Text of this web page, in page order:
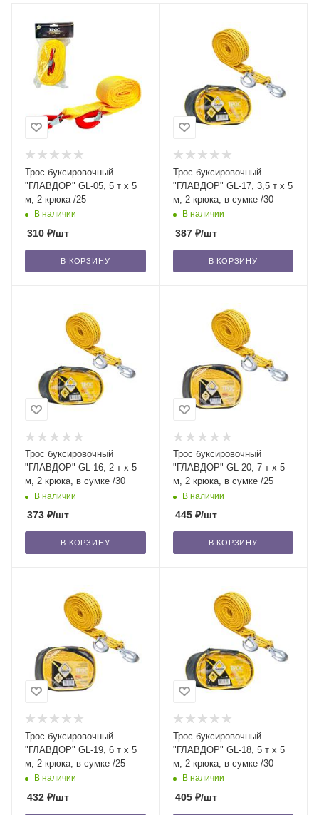
Трос буксировочный
"ГЛАВДОР" GL-05, 5 т х 5
м, 2 крюка /25
В наличии
310 ₽/шт
В КОРЗИНУ
Трос буксировочный
"ГЛАВДОР" GL-17, 3,5 т х 5
м, 2 крюка, в сумке /30
В наличии
387₽/шт
В КОРЗИНУ
Трос буксировочный
"ГЛАВДОР" GL-16, 2 т х 5
м, 2 крюка, в сумке /30
В наличии
373 ₽/шт
В КОРЗИНУ
Трос буксировочный
"ГЛАВДОР" GL-20, 7 т х 5
м, 2 крюка, в сумке /25
В наличии
445₽/шт
В КОРЗИНУ
Трос буксировочный
"ГЛАВДОР" GL-19, 6 т х 5
м, 2 крюка, в сумке /25
В наличии
432 ₽/шт
Трос буксировочный
"ГЛАВДОР" GL-18, 5 т х 5
м, 2 крюка, в сумке /30
В наличии
405₽/шт